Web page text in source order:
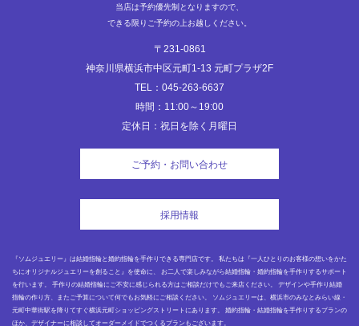
当店は予約優先制となりますので、
できる限りご予約の上お越しください。
〒231-0861
神奈川県横浜市中区元町1-13 元町プラザ2F
TEL：045-263-6637
時間：11:00～19:00
定休日：祝日を除く月曜日
ご予約・お問い合わせ
採用情報
『ソムジュエリー』は結婚指輪と婚約指輪を手作りできる専門店です。 私たちは『一人ひとりのお客様の想いをかた
ちにオリジナルジュエリーを創ること』を使命に、 お二人で楽しみながら結婚指輪・婚約指輪を手作りするサポート
を行います。 手作りの結婚指輪にご不安に感じられる方はご相談だけでもご来店ください。 デザインや手作り結婚
指輪の作り方、またご予算について何でもお気軽にご相談ください。 ソムジュエリーは、横浜市のみなとみらい線・
元町中華街駅を降りてすぐ横浜元町ショッピングストリートにあります。 婚約指輪・結婚指輪を手作りするプランの
ほか、デザイナーに相談してオーダーメイドでつくるプランもございます。